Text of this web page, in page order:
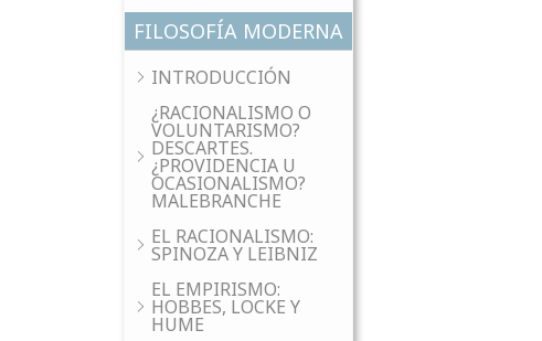
FILOSOFÍA MODERNA
INTRODUCCIÓN
¿RACIONALISMO O
VOLUNTARISMO?
DESCARTES.
¿PROVIDENCIA U
OCASIONALISMO?
MALEBRANCHE
EL RACIONALISMO:
SPINOZA Y LEIBNIZ
EL EMPIRISMO:
HOBBES, LOCKE Y
HUME